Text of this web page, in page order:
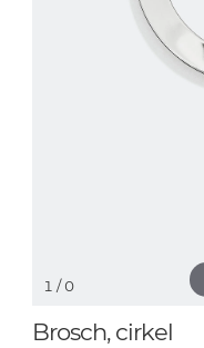
1 / 0
Brosch, cirkel